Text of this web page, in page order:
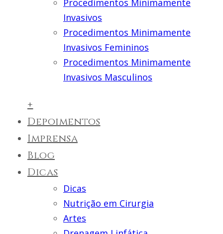
Procedimentos Minimamente
Invasivos
Procedimentos Minimamente
Invasivos Femininos
Procedimentos Minimamente
Invasivos Masculinos
+
Depoimentos
Imprensa
Blog
Dicas
Dicas
Nutrição em Cirurgia
Artes